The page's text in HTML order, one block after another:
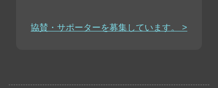
協賛・サポーターを募集しています。 >